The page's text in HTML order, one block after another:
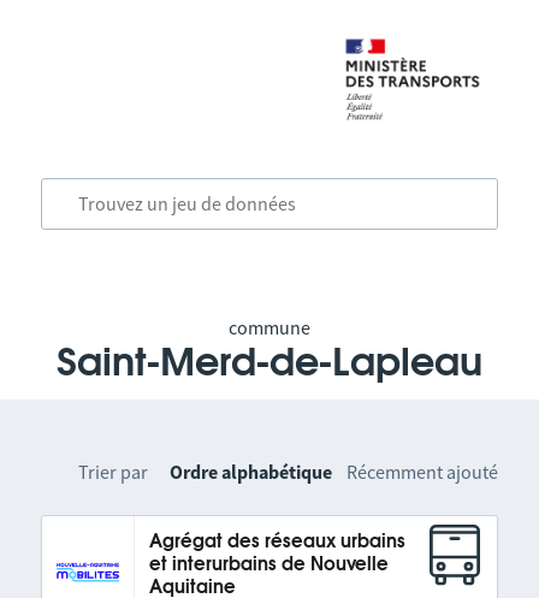
commune
Saint-Merd-de-Lapleau
Trier par Ordre alphabétique Récemment ajouté
Agrégat des réseaux urbains
et interurbains de Nouvelle
Aquitaine